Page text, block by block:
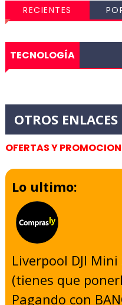
RECIENTES
TECNOLOGÍA
OFERTAS Y
Lo ultimo:
Liverpool DJI
(tienes que
Pagando con